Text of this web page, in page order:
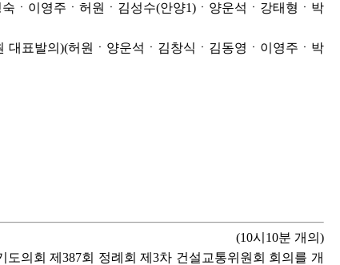
ㆍ이영주ㆍ허원ㆍ김성수(안양1)ㆍ양운석ㆍ강태형ㆍ박
대표발의)(허원ㆍ양운석ㆍ김창식ㆍ김동영ㆍ이영주ㆍ박
(10시10분 개의)
의회 제387회 정례회 제3차 건설교통위원회 회의를 개